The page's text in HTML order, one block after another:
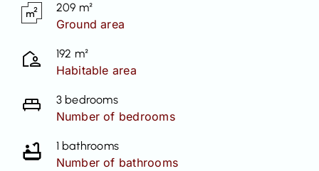
209 m²
Ground area
192 m²
Habitable area
3 bedrooms
Number of bedrooms
1 bathrooms
Number of bathrooms